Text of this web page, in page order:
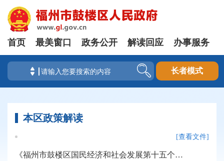
首页 最美窗口 政务公开 解读回应 办事服务
长者模式
本区政策解读
[查看文件]
《福州市鼓楼区国民经济和社会发展第十五个五年规划纲要》政策解读